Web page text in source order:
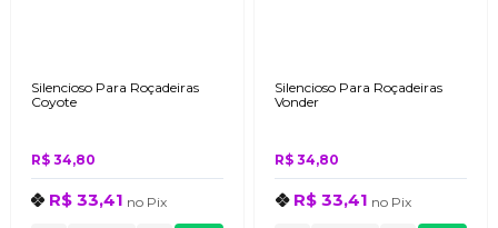
Silencioso Para Roçadeiras
Coyote
R$ 34,80
R$ 33,41 no Pix
Silencioso Para Roçadeiras
Vonder
R$ 34,80
R$ 33,41 no Pix